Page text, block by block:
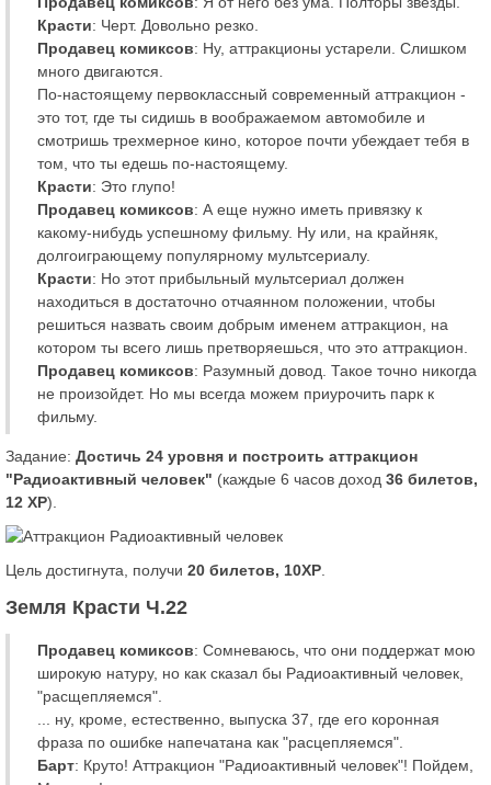
Красти: Черт. Довольно резко.
Продавец комиксов: Ну, аттракционы устарели. Слишком
много двигаются.
По-настоящему первоклассный современный аттракцион -
это тот, где ты сидишь в воображаемом автомобиле и
смотришь трехмерное кино, которое почти убеждает тебя в
том, что ты едешь по-настоящему.
Красти: Это глупо!
Продавец комиксов: А еще нужно иметь привязку к
какому-нибудь успешному фильму. Ну или, на крайняк,
долгоиграющему популярному мультсериалу.
Красти: Но этот прибыльный мультсериал должен
находиться в достаточно отчаянном положении, чтобы
решиться назвать своим добрым именем аттракцион, на
котором ты всего лишь претворяешься, что это аттракцион.
Продавец комиксов: Разумный довод. Такое точно никогда
не произойдет. Но мы всегда можем приурочить парк к
фильму.
Задание: Достичь 24 уровня и построить аттракцион
"Радиоактивный человек" (каждые 6 часов доход 36 билетов,
12 XP).
Цель достигнута, получи 20 билетов, 10XP
Земля Красти Ч.22
Продавец комиксов: Сомневаюсь, что они поддержат мою
широкую натуру, но как сказал бы Радиоактивный человек,
"расщепляемся".
... ну, кроме, естественно, выпуска 37, где его коронная
фраза по ошибке напечатана как "расцепляемся".
Барт: Круто! Аттракцион "Радиоактивный человек"! Пойдем,